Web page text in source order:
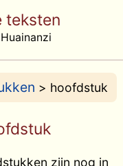
teksten
> hoofdstuk
zijn nog in